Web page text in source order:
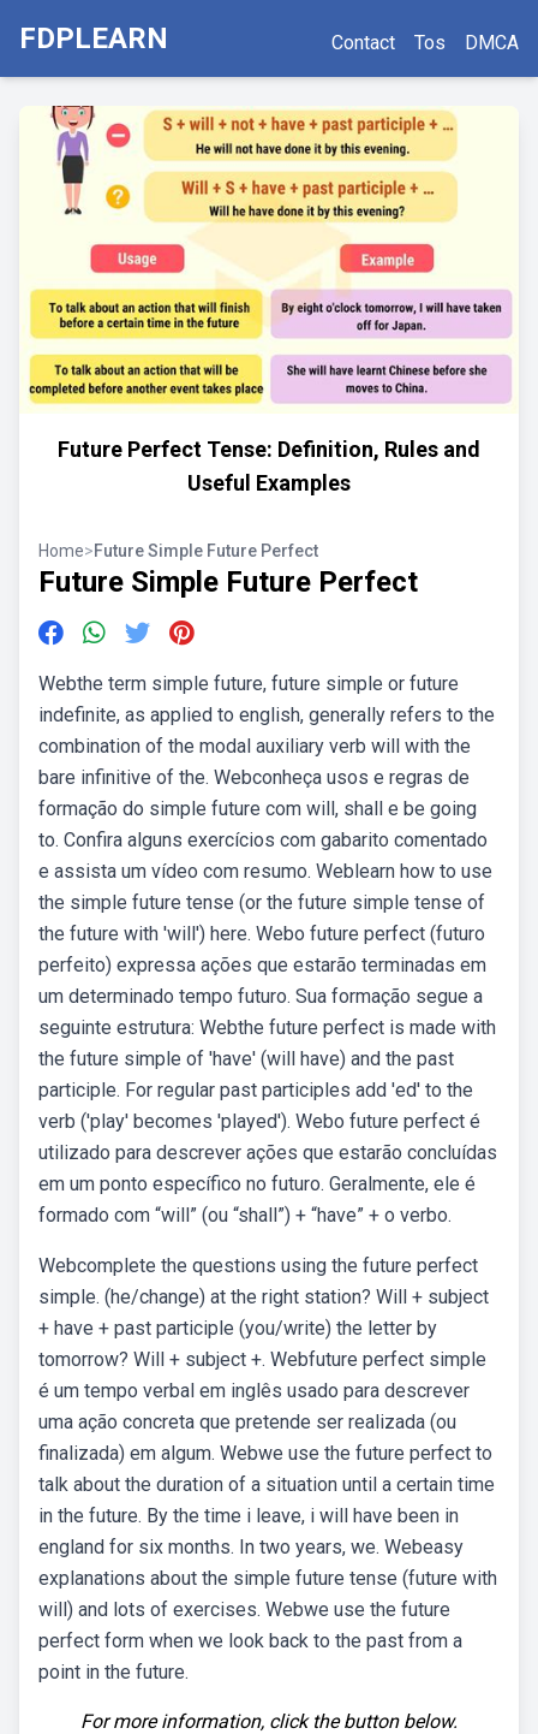
FDPLEARN Contact Tos DMCA
Future Perfect Tense: Definition, Rules and
Useful Examples
Home>Future Simple Future Perfect
Future Simple Future Perfect
Webthe term simple future, future simple or future
indefinite, as applied to english, generally refers to the
combination of the modal auxiliary verb will with the
bare infinitive of the. Webconheça usos e regras de
formação do simple future com will, shall e be going
to. Confira alguns exercícios com gabarito comentado
e assista um vídeo com resumo. Weblearn how to use
the simple future tense (or the future simple tense of
the future with 'will') here. Webo future perfect (futuro
perfeito) expressa ações que estarão terminadas em
um determinado tempo futuro. Sua formação segue a
seguinte estrutura: Webthe future perfect is made with
the future simple of 'have' (will have) and the past
participle. For regular past participles add 'ed' to the
verb ('play' becomes 'played'). Webo future perfect é
utilizado para descrever ações que estarão concluídas
em um ponto específico no futuro. Geralmente, ele é
formado com “will” (ou “shall”) + “have” + o verbo.
Webcomplete the questions using the future perfect
simple. (he/change) at the right station? Will + subject
+ have + past participle (you/write) the letter by
tomorrow? Will + subject +. Webfuture perfect simple
é um tempo verbal em inglês usado para descrever
uma ação concreta que pretende ser realizada (ou
finalizada) em algum. Webwe use the future perfect to
talk about the duration of a situation until a certain time
in the future. By the time i leave, i will have been in
england for six months. In two years, we. Webeasy
explanations about the simple future tense (future with
will) and lots of exercises. Webwe use the future
perfect form when we look back to the past from a
point in the future.
For more information, click the button below.